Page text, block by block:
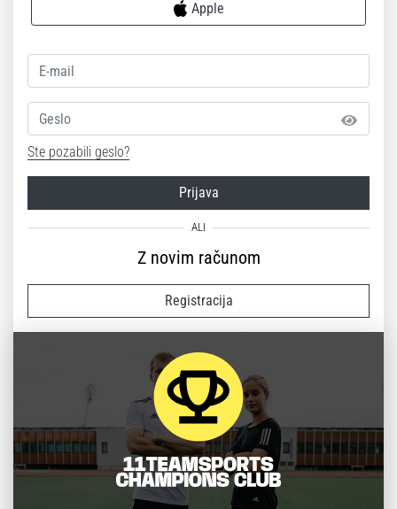
Apple
Geslo
Ste pozabili geslo?
Prijava
Z novim računom
Registracija